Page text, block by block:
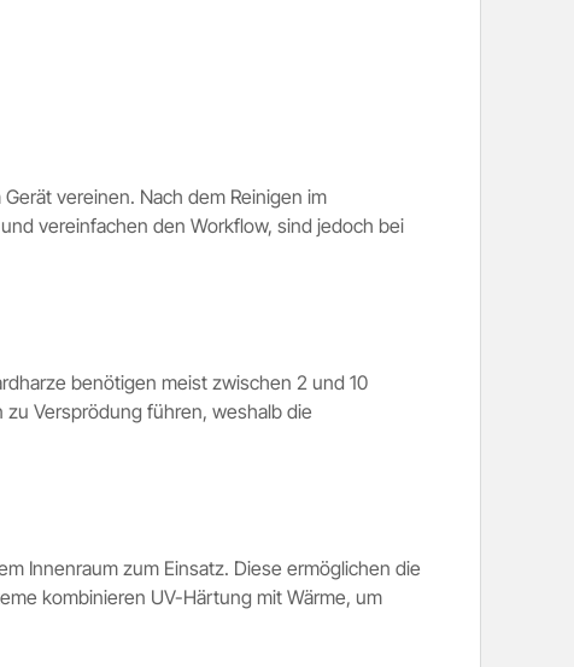
vereinen. Nach dem Reinigen im
vereinfachen den Workflow, sind jedoch bei
benötigen meist zwischen 2 und 10
Versprödung führen, weshalb die
Innenraum zum Einsatz. Diese ermöglichen die
kombinieren UV-Härtung mit Wärme, um